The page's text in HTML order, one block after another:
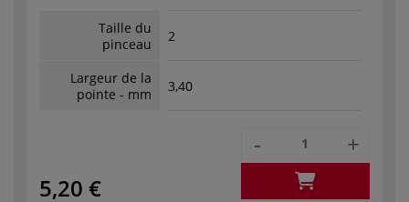
Taille du
pinceau
2
Largeur de la
pointe - mm
3,40
5,20 €
- +